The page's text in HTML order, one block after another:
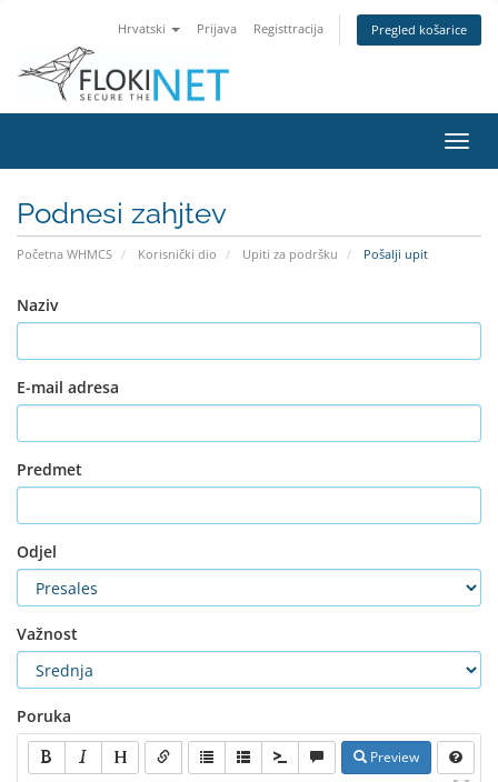
Hrvatski Prijava Registtracija Pregled košarice
Podnesi zahjtev
Početna WHMCS Korisnički dio Upiti za podršku Pošalji upit
Naziv
E-mail adresa
Predmet
Odjel
Važnost
Poruka
Preview